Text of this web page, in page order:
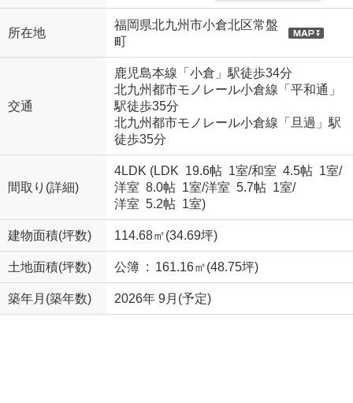
所在地
福岡県北九州市小倉北区常盤
町
交通
鹿児島本線「小倉」駅徒歩34分
北九州都市モノレール小倉線「平和通」
駅徒歩35分
北九州都市モノレール小倉線「旦過」駅
徒歩35分
間取り(詳細)
4LDK (LDK 19.6帖 1室/和室 4.5帖 1室/
洋室 8.0帖 1室/洋室 5.7帖 1室/
洋室 5.2帖 1室)
建物面積(坪数) 114.68㎡(34.69坪)
土地面積(坪数) 公簿 : 161.16㎡(48.75坪)
築年月(築年数) 2026年 9月(予定)